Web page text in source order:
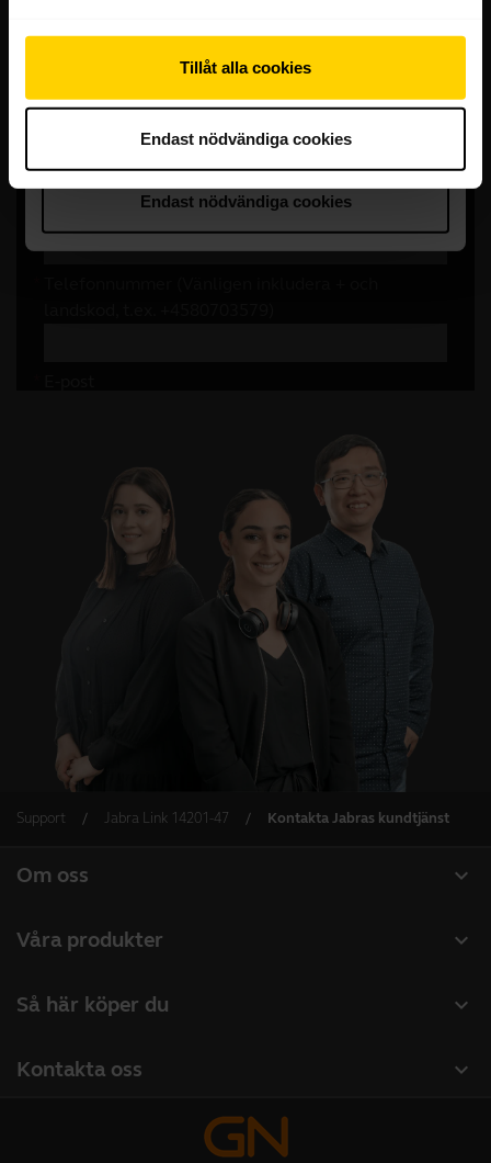
Tillåt alla cookies
Endast nödvändiga cookies
Support Jabra Link 14201-47 Kontakta Jabras kundtjänst
expand_more
Om oss
Hållbarhet
expand_more
Våra produkter
Konferenskameror
expand_more
Så här köper du
expand_more
Kontakta oss